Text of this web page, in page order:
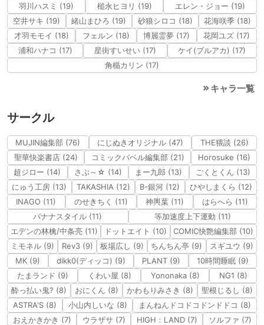
羽川ハスミ (19)
槌永ヒヨリ (19)
エレン・ジョー (19)
空井サキ (19)
緒山まひろ (19) 砂狼シロコ (18)
花海咲季 (18)
才羽モモイ (18)
フェルン (18) 博麗霊夢 (17)
花岡ユズ (17)
浦和ハナコ (17)
星街すいせい (17)
ケイ(ブルアカ) (17)
角楯カリン (17)
キャラ一覧
サークル
MUJIN編集部 (76) にじぬきオリジナル (47)
THE猥談 (26)
聖華快楽書店 (24)
コミックバベル編集部 (21)
Horosuke (16)
超ジロー (14)
さぶ～☆ (14) まー九郎 (13)
ごくとくん (13)
にゅう工房 (13)
TAKASHIA (12) B-銀河 (12)
ひやしまくら (12)
INAGO (11)
のせきちく (11) 神輿葉 (11)
はらへら (11)
バナナスタイル (11)
等加速度上下運動 (11)
エデンの林檎/中条亮 (11)
ドットエイト (10)
COMIC快艶編集部 (10)
ミモネル (9)
Rev3 (9) 板場広し (9) ちんちん亭 (9)
スギユウ (9)
MK (9)
dikk0(ディッコ) (9) PLANT (9)
10時間睡眠 (9)
たまランド (9)
くわい屋 (8) Yononaka (8)
NG1 (8)
酔っ払い鬼? (8)
おにくん (8) かわもりみさき (8)
聖根じるし (8)
ASTRA'S (8)
小山内しいな (8)
まんねんドコドコドンドドコ (8)
おえかきかき (7)
ウラザサ (7) HIGH：LAND (7)
ソルファ (7)